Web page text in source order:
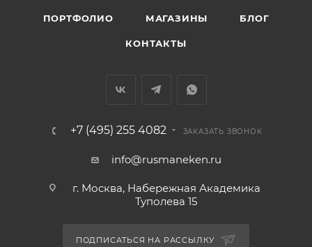
ПОРТФОЛИО МАГАЗИНЫ БЛОГ
КОНТАКТЫ
+7 (495) 255 4082 ЗАКАЗАТЬ ЗВОНОК
info@rusmaneken.ru
г. Москва, Набережная Академика
Туполева 15
ПОДПИСАТЬСЯ НА РАССЫЛКУ